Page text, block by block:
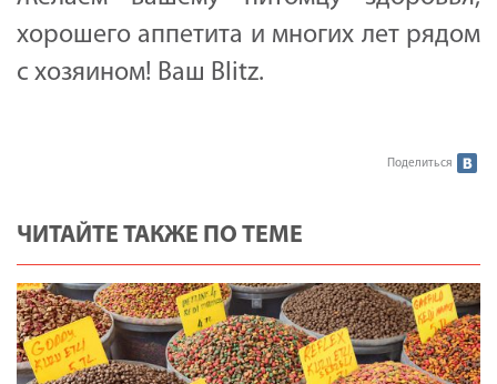
хорошего аппетита и многих лет рядом
с хозяином! Ваш Blitz.
Поделиться
ЧИТАЙТЕ ТАКЖЕ ПО ТЕМЕ